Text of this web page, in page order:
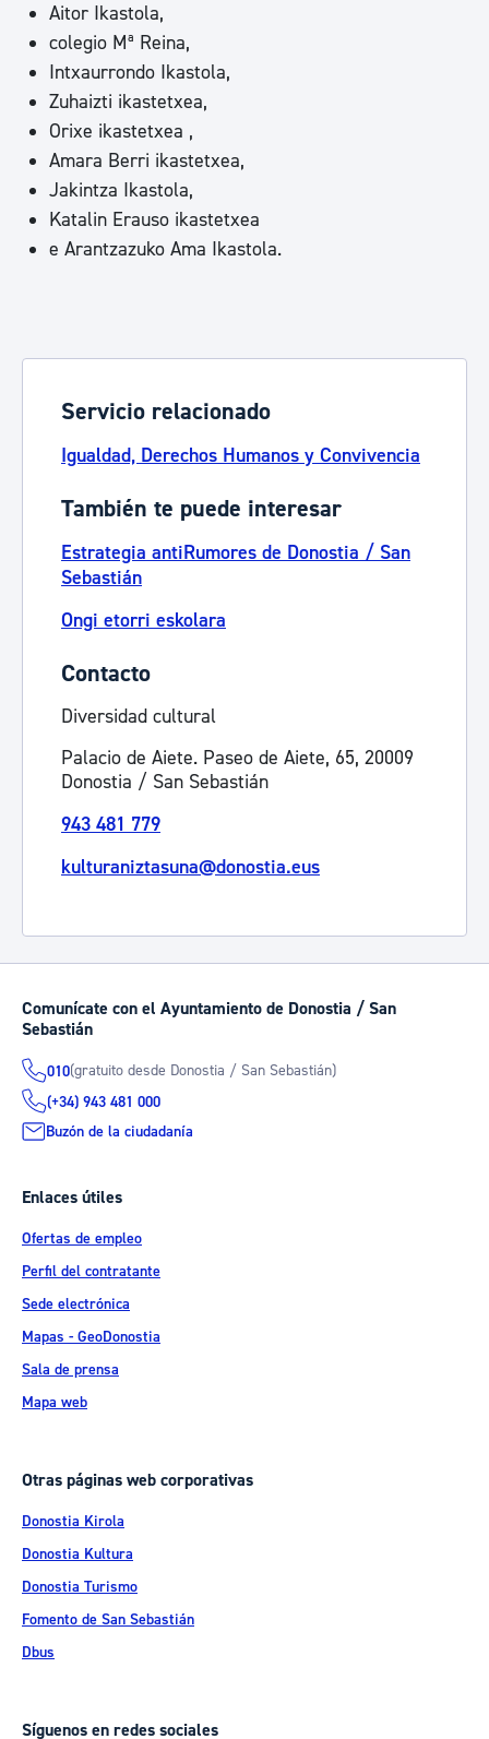
Aitor Ikastola,
colegio Mª Reina,
Intxaurrondo Ikastola,
Zuhaizti ikastetxea,
Orixe ikastetxea ,
Amara Berri ikastetxea,
Jakintza Ikastola,
Katalin Erauso ikastetxea
e Arantzazuko Ama Ikastola.
Servicio relacionado
Igualdad, Derechos Humanos y Convivencia
También te puede interesar
Estrategia antiRumores de Donostia / San
Sebastián
Ongi etorri eskolara
Contacto
Diversidad cultural
Palacio de Aiete. Paseo de Aiete, 65, 20009
Donostia / San Sebastián
943 481 779
kulturaniztasuna@donostia.eus
Comunícate con el Ayuntamiento de Donostia / San
Sebastián
010(gratuito desde Donostia / San Sebastián)
(+34) 943 481 000
Buzón de la ciudadanía
Enlaces útiles
Ofertas de empleo
Perfil del contratante
Sede electrónica
Mapas - GeoDonostia
Sala de prensa
Mapa web
Otras páginas web corporativas
Donostia Kirola
Donostia Kultura
Donostia Turismo
Fomento de San Sebastián
Dbus
Síguenos en redes sociales